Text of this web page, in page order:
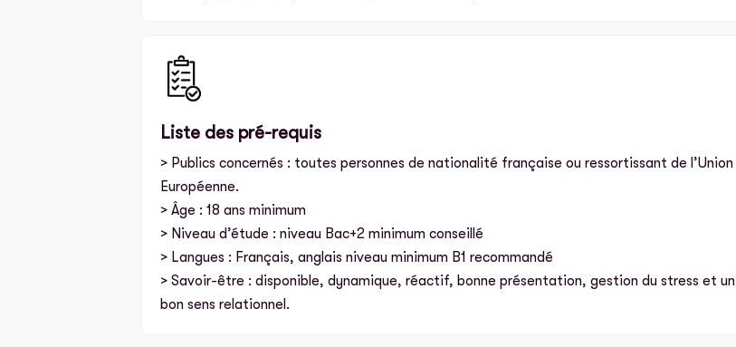
Liste des pré-requis
> Publics concernés : toutes personnes de nationalité française ou ressortissant de l’Union
Européenne.
> Âge : 18 ans minimum
> Niveau d’étude : niveau Bac+2 minimum conseillé
> Langues : Français, anglais niveau minimum B1 recommandé
> Savoir-être : disponible, dynamique, réactif, bonne présentation, gestion du stress et un
bon sens relationnel.